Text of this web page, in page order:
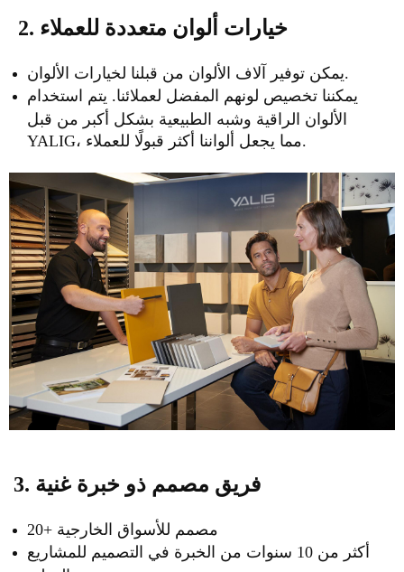
2. خيارات ألوان متعددة للعملاء
يمكن توفير آلاف الألوان من قبلنا لخيارات الألوان.
يمكننا تخصيص لونهم المفضل لعملائنا. يتم استخدام
الألوان الراقية وشبه الطبيعية بشكل أكبر من قبل
3. فريق مصمم ذو خبرة غنية
20+ مصمم للأسواق الخارجية
أكثر من 10 سنوات من الخبرة في التصميم للمشاريع